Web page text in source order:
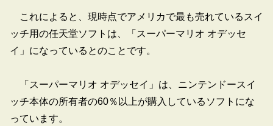
これによると、現時点でアメリカで最も売れているスイ
ッチ用の任天堂ソフトは、「スーパーマリオ オデッセ
イ」になっているとのことです。
「スーパーマリオ オデッセイ」は、ニンテンドースイ
ッチ本体の所有者の60％以上が購入しているソフトにな
っています。